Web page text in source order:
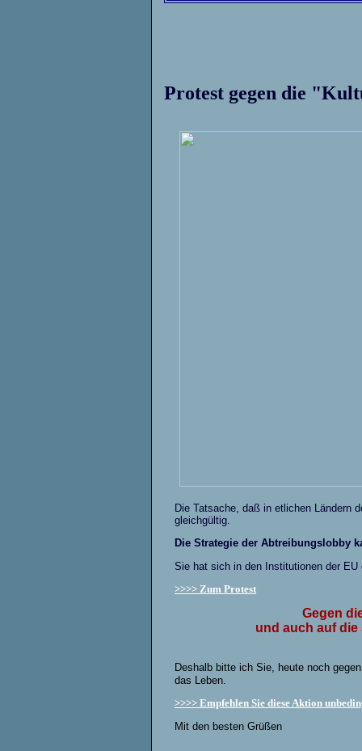
Protest gegen die
Die Tatsache, daß in etlichen Ländern
gleichgültig.
Die Strategie der Abtreibungslobby
Sie hat sich in den Institutionen der
>>>> Zum Protest
Gegen
und auch auf
Deshalb bitte ich Sie, heute noch
das Leben.
>>>> Empfehlen Sie diese Aktion
Mit den besten Grüßen